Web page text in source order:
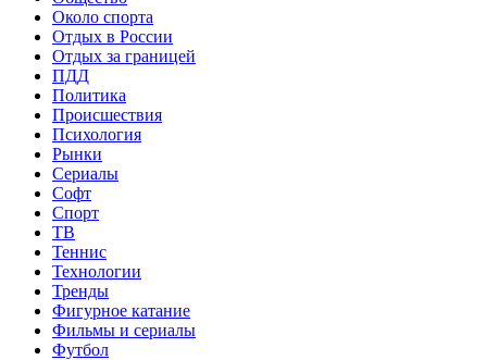
Около спорта
Отдых в России
Отдых за границей
ПДД
Политика
Происшествия
Психология
Рынки
Сериалы
Софт
Спорт
ТВ
Теннис
Технологии
Тренды
Фигурное катание
Фильмы и сериалы
Футбол